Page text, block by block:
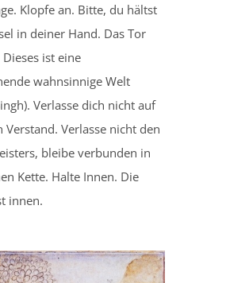
Klopfe an. Bitte, du hältst
in deiner Hand. Das Tor
ist eine
wahnsinnige Welt
Verlasse dich nicht auf
Verstand. Verlasse nicht den
bleibe verbunden in
Kette. Halte Innen. Die
innen.